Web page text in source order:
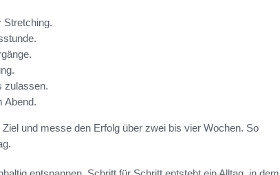
Stretching.
zulassen.
Abend.
und messe den Erfolg über zwei bis vier Wochen. So